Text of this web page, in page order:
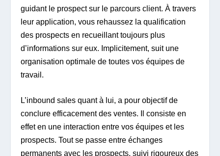
guidant le prospect sur le parcours client. À travers
leur application, vous rehaussez la qualification
des prospects en recueillant toujours plus
d’informations sur eux. Implicitement, suit une
organisation optimale de toutes vos équipes de
travail.
L’inbound sales quant à lui, a pour objectif de
conclure efficacement des ventes. Il consiste en
effet en une interaction entre vos équipes et les
prospects. Tout se passe entre échanges
permanents avec les prospects, suivi rigoureux des